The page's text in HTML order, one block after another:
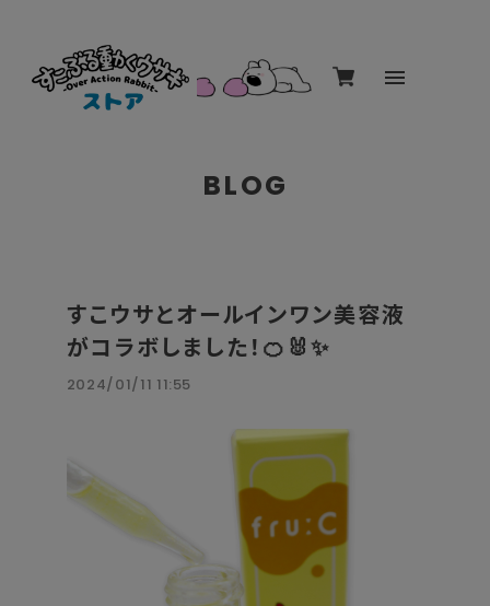
BLOG
すこウサとオールインワン美容液
がコラボしました！🍊🐰✨
2024/01/11 11:55